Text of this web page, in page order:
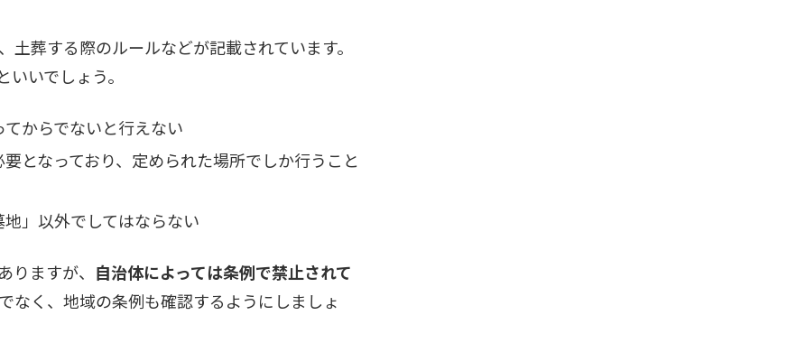
土葬する際のルールなどが記載されています。
いでしょう。
からでないと行えない
となっており、定められた場所でしか行うこと
」以外でしてはならない
ますが、 自治体によっては条例で禁止されて
なく、地域の条例も確認するようにしましょ